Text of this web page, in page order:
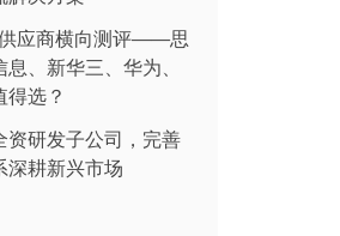
应商横向测评——思
、新华三、华为、
得选？
资研发子公司，完善
深耕新兴市场